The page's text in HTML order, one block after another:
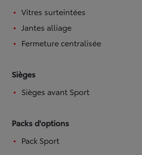
Vitres surteintées
Jantes alliage
Fermeture centralisée
Sièges
Sièges avant Sport
Packs d'options
Pack Sport